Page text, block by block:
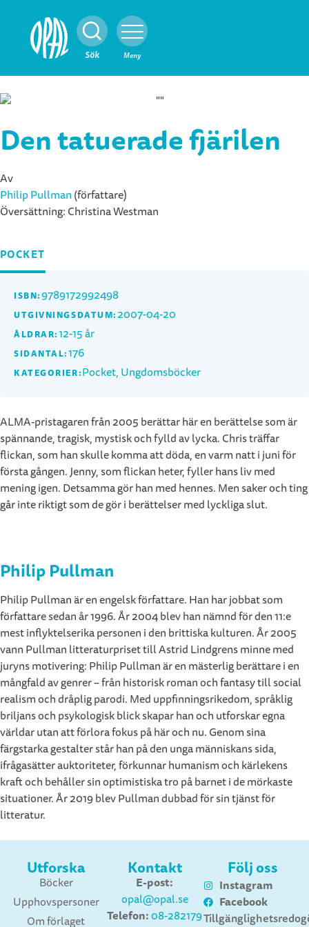
Sök
Stäng Meny
Den tatuerade fjärilen
Av
Philip Pullman (författare)
Översättning: Christina Westman
POCKET
ISBN:9789172992498
UTGIVNINGSDATUM: 2007-04-20
ÅLDRAR:12-15 år
SIDANTAL:176
KATEGORIER:Pocket, Ungdomsböcker
ALMA-pristagaren från 2005 berättar här en berättelse som är
spännande, tragisk, mystisk och fylld av lycka. Chris träffar
flickan, som han skulle komma att döda, en varm natt i juni för
första gången. Jenny, som flickan heter, fyller hans liv med
mening igen. Detsamma gör han med hennes. Men saker och ting
går inte riktigt som de gör i berättelser med lyckliga slut.
Philip Pullman
Philip Pullman är en engelsk författare. Han har jobbat som
författare sedan år 1996. År 2004 blev han nämnd för den 11:e
mest inflyktelserika personen i den brittiska kulturen. År 2005
vann Pullman litteraturpriset till Astrid Lindgrens minne med
juryns motivering: Philip Pullman är en mästerlig berättare i en
mångfald av genrer – från historisk roman och fantasy till social
realism och dråplig parodi. Med uppfinningsrikedom, språklig
briljans och psykologisk blick skapar han och utforskar egna
världar utan att förlora fokus på här och nu. Genom sina
färgstarka gestalter står han på den unga människans sida,
ifrågasätter auktoriteter, förkunnar humanism och kärlekens
kraft och behåller sin optimistiska tro på barnet i de mörkaste
situationer. År 2019 blev Pullman dubbad för sin tjänst för
litteratur.
Utforska
Böcker
Upphovspersoner
Om förlaget
Kontakt
E-post:
opal@opal.se
Telefon:08-282179
Följ oss
Instagram
Facebook